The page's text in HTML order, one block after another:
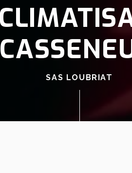
SAS LOUBRIAT